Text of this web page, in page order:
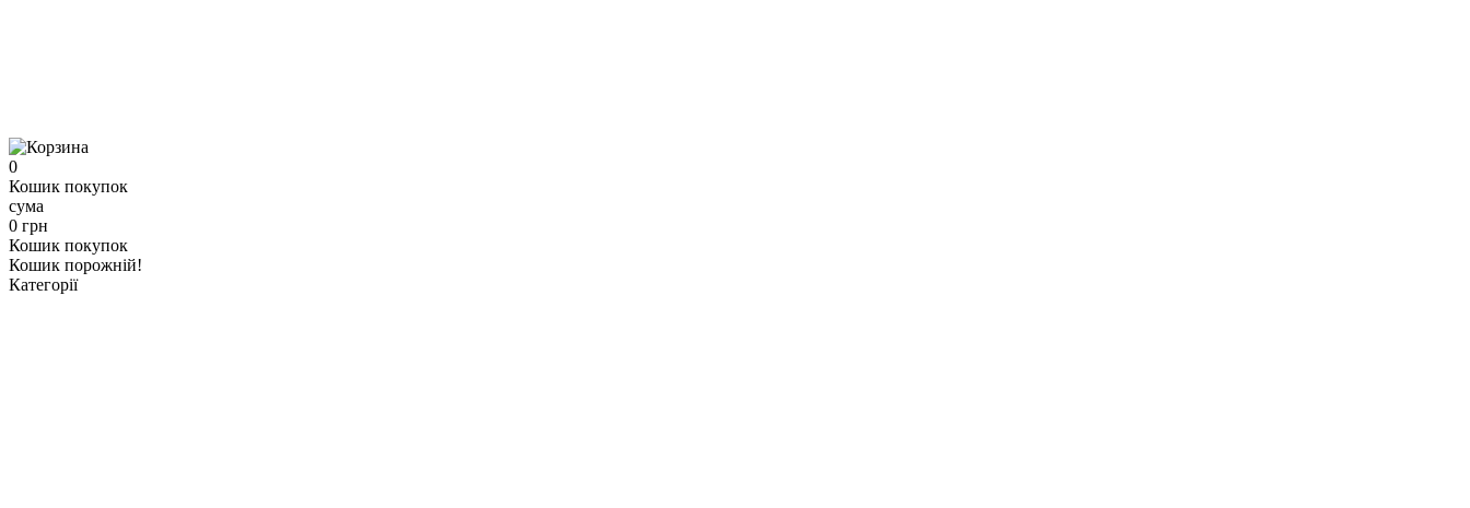
0
Кошик покупок
сума
0 грн
Кошик покупок
Кошик порожній!
Категорії